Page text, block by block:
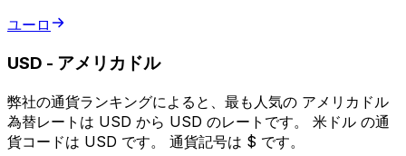
ユーロ
USD - アメリカドル
弊社の通貨ランキングによると、最も人気の アメリカドル
為替レートは USD から USD のレートです。 米ドル の通
貨コードは USD です。 通貨記号は $ です。